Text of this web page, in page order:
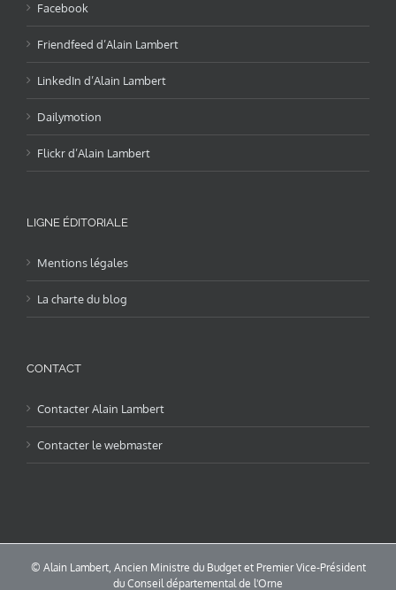
Facebook
Friendfeed d’Alain Lambert
LinkedIn d’Alain Lambert
Dailymotion
Flickr d’Alain Lambert
LIGNE ÉDITORIALE
Mentions légales
La charte du blog
CONTACT
Contacter Alain Lambert
Contacter le webmaster
© Alain Lambert, Ancien Ministre du Budget et Premier Vice-Président
du Conseil départemental de l'Orne